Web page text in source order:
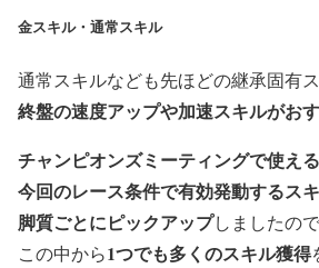
金スキル・通常スキル
通常スキルなども先ほどの継承固有ス
終盤の速度アップや加速スキルがお
チャンピオンズミーティングで使え
今回のレース条件で有効発動するス
脚質ごとにピックアップしましたので
この中から1つでも多くのスキル獲得